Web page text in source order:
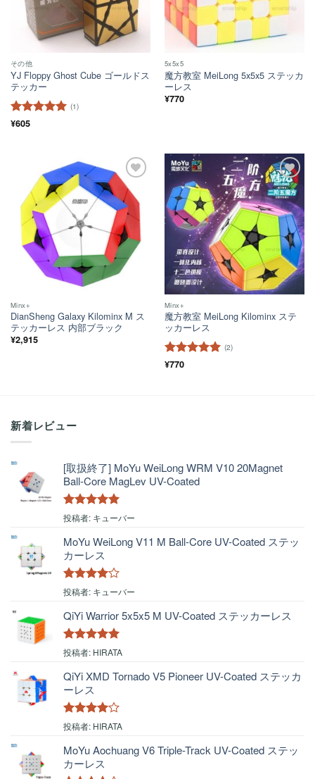
その他
YJ Floppy Ghost Cube ゴールドス
テッカー
5段階中
(1)
¥605
5x5x5
魔方教室 MeiLong 5x5x5 ステッカ
ーレス
¥770
ほし
い！
Minx+
DianSheng Galaxy Kilominx M ス
テッカーレス 内部ブラック
¥2,915
ほし
い！
Minx+
魔方教室 MeiLong Kilominx ステ
ッカーレス
5段階中
(2)
¥770
新着レビュー
[取扱終了] MoYu WeiLong WRM V10 20Magnet
Ball-Core MagLev UV-Coated
5段階中 5 の
投稿者: キューバー
MoYu WeiLong V11 M Ball-Core UV-Coated ステッ
カーレス
5段階中 4
投稿者: キューバー
QiYi Warrior 5x5x5 M UV-Coated ステッカーレス
5段階中5の
投稿者: HIRATA
QiYi XMD Tornado V5 Pioneer UV-Coated ステッカ
ーレス
5段階中4
投稿者: HIRATA
MoYu Aochuang V6 Triple-Track UV-Coated ステッ
カーレス